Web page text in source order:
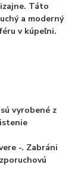
Táto
a moderný
v kúpeľni.
vyrobené z
-. Zabráni